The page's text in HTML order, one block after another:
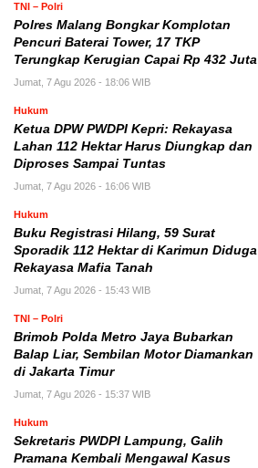
TNI – Polri
Polres Malang Bongkar Komplotan
Pencuri Baterai Tower, 17 TKP
Terungkap Kerugian Capai Rp 432 Juta
Jumat, 7 Agu 2026 - 18:06 WIB
Hukum
Ketua DPW PWDPI Kepri: Rekayasa
Lahan 112 Hektar Harus Diungkap dan
Diproses Sampai Tuntas
Jumat, 7 Agu 2026 - 16:06 WIB
Hukum
Buku Registrasi Hilang, 59 Surat
Sporadik 112 Hektar di Karimun Diduga
Rekayasa Mafia Tanah
Jumat, 7 Agu 2026 - 15:43 WIB
TNI – Polri
Brimob Polda Metro Jaya Bubarkan
Balap Liar, Sembilan Motor Diamankan
di Jakarta Timur
Jumat, 7 Agu 2026 - 15:37 WIB
Hukum
Sekretaris PWDPI Lampung, Galih
Pramana Kembali Mengawal Kasus